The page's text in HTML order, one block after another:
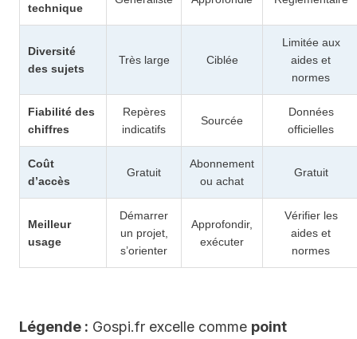
technique
Diversité
des sujets
Très large Ciblée
Limitée aux
aides et
normes
Fiabilité des
chiffres
Repères
indicatifs
Sourcée
Données
officielles
Coût
d’accès
Gratuit
Abonnement
ou achat
Gratuit
Meilleur
usage
Démarrer
un projet,
s’orienter
Approfondir,
exécuter
Vérifier les
aides et
normes
Légende : Gospi.fr excelle comme point